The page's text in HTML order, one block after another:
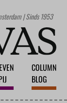
| Sinds 1953
COLUMN
BLOG